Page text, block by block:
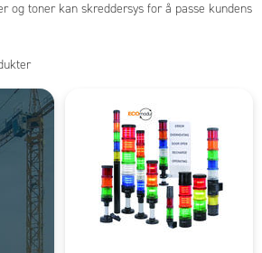
og toner kan skreddersys for å passe kundens